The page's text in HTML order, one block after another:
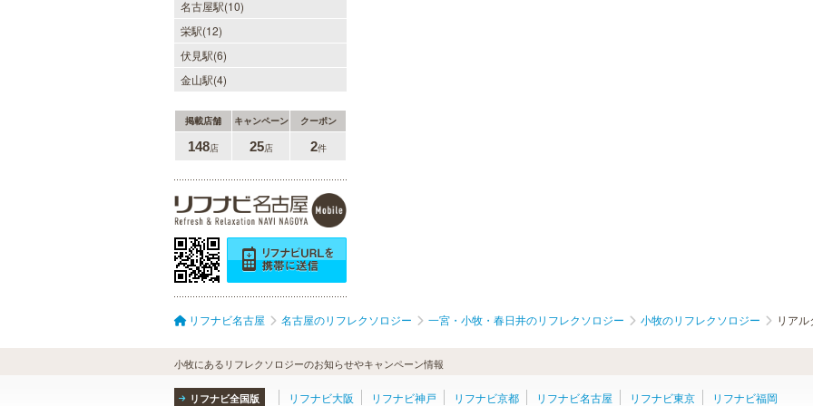
名古屋駅(10)
栄駅(12)
伏見駅(6)
金山駅(4)
掲載店舗 キャンペーン クーポン
148店 25店 2件
リフナビ名古屋 名古屋のリフレクソロジー 一宮・小牧・春日井のリフレクソロジー 小牧のリフレクソロジー リアル
小牧にあるリフレクソロジーのお知らせやキャンペーン情報
リフナビ全国版 リフナビ大阪 リフナビ神戸 リフナビ京都 リフナビ名古屋 リフナビ東京 リフナビ福岡